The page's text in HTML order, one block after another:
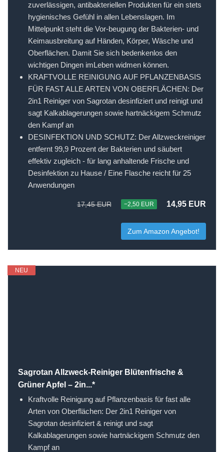
zuverlässigen, antibakteriellen Produkten für ein stets
hygienisches Gefühl in allen Lebenslagen. Im
Mittelpunkt steht die Vor-beugung der Bakterien- und
Keimausbreitung auf Händen, Körper, Wäsche und
Oberflächen. Damit Sie sich bedenkenlos den
wichtigen Dingen imLeben widmen können.
KRAFTVOLLE REINIGUNG AUF PFLANZENBASIS
FÜR FAST ALLE ARTEN VON OBERFLÄCHEN: Der
2in1 Reiniger von Sagrotan desinfiziert und reinigt und
sagt Kalkablagerungen sowie hartnäckigem Schmutz
den Kampf an
DESINFEKTION UND SCHUTZ: Der Allzweckreiniger
entfernt 99,9 Prozent der Bakterien und säubert
effektiv zugleich - für lang anhaltende Frische und
Desinfektion zu Hause / Eine Flasche reicht für 25
Anwendungen
17,45 EUR −2,50 EUR 14,95 EUR
Zum Amazon Angebot!
NEU
Sagrotan Allzweck-Reiniger Blütenfrische &
Grüner Apfel – 2in...*
Kraftvolle Reinigung auf Pflanzenbasis für fast alle
Arten von Oberflächen: Der 2in1 Reiniger von
Sagrotan desinfiziert & reinigt und sagt
Kalkablagerungen sowie hartnäckigem Schmutz den
Kampf an